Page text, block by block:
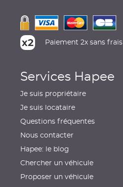
Paiement 2x sans frais
Services Hapee
Je suis propriétaire
Je suis locataire
Questions fréquentes
Nous contacter
Hapee: le blog
Chercher un véhicule
Proposer un véhicule